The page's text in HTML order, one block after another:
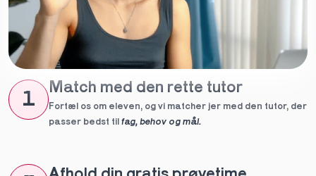
1
Match med den rette tutor
Fortæl os om eleven, og vi matcher jer med den tutor, der
passer bedst til fag, behov og mål.